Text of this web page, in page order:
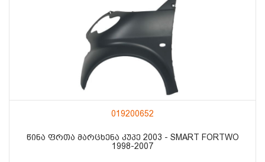
019200652
ᲬᲘᲜᲐ ᲤᲠᲗᲐ ᲛᲐᲠᲪᲮᲔᲜᲐ ᲙᲣᲞᲔ 2003 - SMART FORTWO
1998-2007